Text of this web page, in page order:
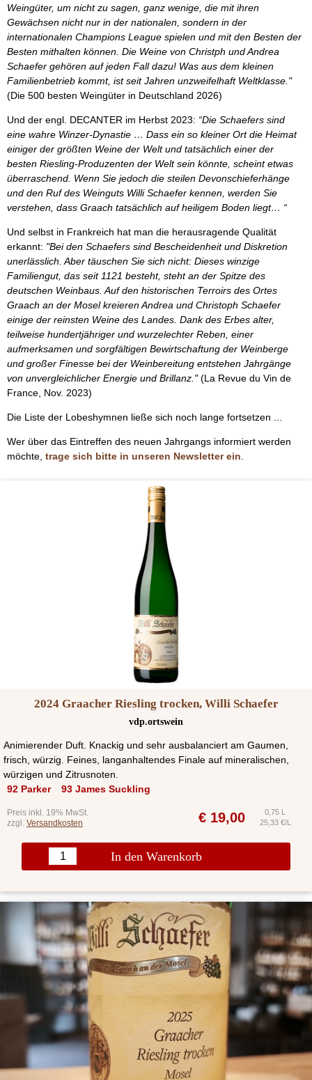
Weingüter, um nicht zu sagen, ganz wenige, die mit ihren
Gewächsen nicht nur in der nationalen, sondern in der
internationalen Champions League spielen und mit den Besten der
Besten mithalten können. Die Weine von Christph und Andrea
Schaefer gehören auf jeden Fall dazu! Was aus dem kleinen
Familienbetrieb kommt, ist seit Jahren unzweifelhaft Weltklasse."
(Die 500 besten Weingüter in Deutschland 2026)
Und der engl. DECANTER im Herbst 2023: “Die Schaefers sind
eine wahre Winzer-Dynastie … Dass ein so kleiner Ort die Heimat
einiger der größten Weine der Welt und tatsächlich einer der
besten Riesling-Produzenten der Welt sein könnte, scheint etwas
überraschend. Wenn Sie jedoch die steilen Devonschieferhänge
und den Ruf des Weinguts Willi Schaefer kennen, werden Sie
verstehen, dass Graach tatsächlich auf heiligem Boden liegt… “
Und selbst in Frankreich hat man die herausragende Qualität
erkannt: "Bei den Schaefers sind Bescheidenheit und Diskretion
unerlässlich. Aber täuschen Sie sich nicht: Dieses winzige
Familiengut, das seit 1121 besteht, steht an der Spitze des
deutschen Weinbaus. Auf den historischen Terroirs des Ortes
Graach an der Mosel kreieren Andrea und Christoph Schaefer
einige der reinsten Weine des Landes. Dank des Erbes alter,
teilweise hundertjähriger und wurzelechter Reben, einer
aufmerksamen und sorgfältigen Bewirtschaftung der Weinberge
und großer Finesse bei der Weinbereitung entstehen Jahrgänge
von unvergleichlicher Energie und Brillanz."(La Revue du Vin de
France, Nov. 2023)
Die Liste der Lobeshymnen ließe sich noch lange fortsetzen ...
Wer über das Eintreffen des neuen Jahrgangs informiert werden
möchte, trage sich bitte in unseren Newsletter ein
2024 Graacher Riesling trocken, Willi Schaefer
vdp.ortswein
Animierender Duft. Knackig und sehr ausbalanciert am Gaumen,
frisch, würzig. Feines, langanhaltendes Finale auf mineralischen,
würzigen und Zitrusnoten.
92 Parker
93 James Suckling
Preis inkl. 19% MwSt.
zzgl. Versandkosten € 19,00
0,75 L
25,33 €/L
In den Warenkorb